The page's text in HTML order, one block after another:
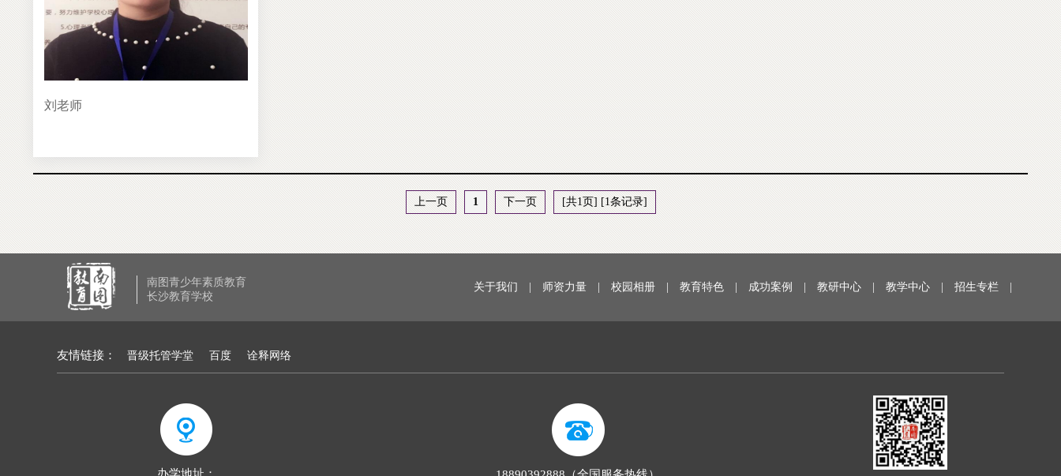
刘老师
上一页 1 下一页 [共1页] [1条记录]
南图青少年素质教育
长沙教育学校
关于我们 师资力量 校园相册 教育特色 成功案例 教研中心 教学中心 招生专栏
友情链接： 晋级托管学堂 百度 诠释网络